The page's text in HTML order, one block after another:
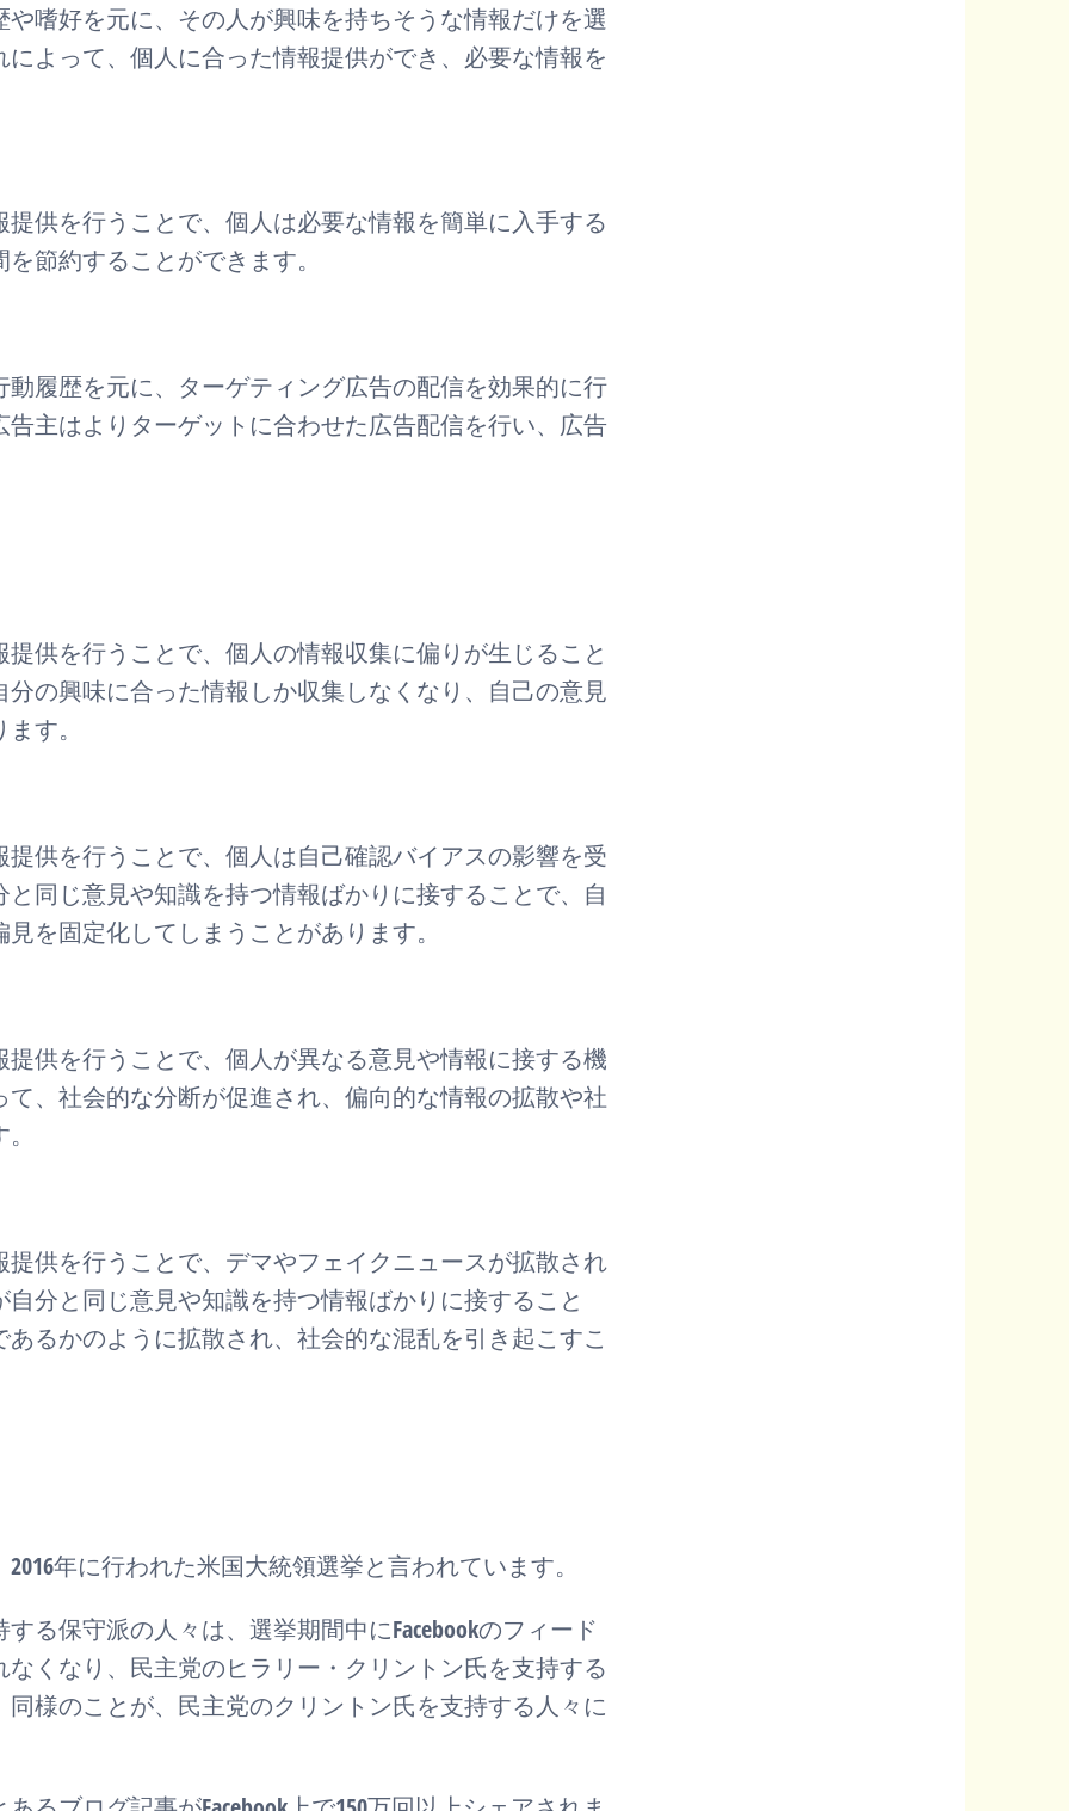
嗜好を元に、その人が興味を持ちそうな情報だけを選
よって、個人に合った情報提供ができ、必要な情報を
供を行うことで、個人は必要な情報を簡単に入手する
節約することができます。
履歴を元に、ターゲティング広告の配信を効果的に行
主はよりターゲットに合わせた広告配信を行い、広告
供を行うことで、個人の情報収集に偏りが生じること
の興味に合った情報しか収集しなくなり、自己の意見
す。
供を行うことで、個人は自己確認バイアスの影響を受
同じ意見や知識を持つ情報ばかりに接することで、自
を固定化してしまうことがあります。
供を行うことで、個人が異なる意見や情報に接する機
、社会的な分断が促進され、偏向的な情報の拡散や社
供を行うことで、デマやフェイクニュースが拡散され
分と同じ意見や知識を持つ情報ばかりに接すること
るかのように拡散され、社会的な混乱を引き起こすこ
年に行われた米国大統領選挙と言われています。
る保守派の人々は、選挙期間中にFacebookのフィード
くなり、民主党のヒラリー・クリントン氏を支持する
様のことが、民主党のクリントン氏を支持する人々に